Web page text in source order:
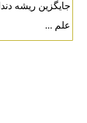
جایگزین ریشه
علم ...